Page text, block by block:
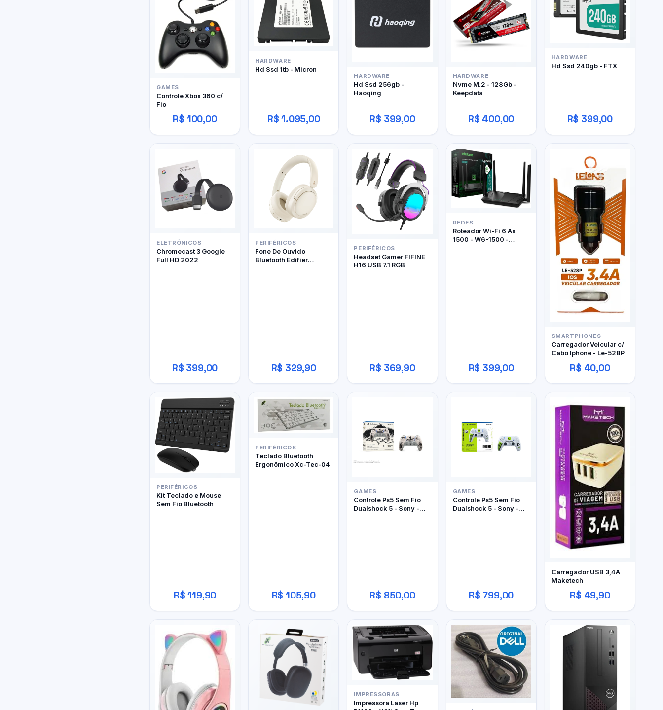
GAMES
Controle Xbox 360 c/
Fio
R$ 100,00
HARDWARE
Hd Ssd 1tb - Micron
R$ 1.095,00
HARDWARE
Hd Ssd 256gb -
Haoqing
R$ 399,00
HARDWARE
Nvme M.2 - 128Gb -
Keepdata
R$ 400,00
HARDWARE
Hd Ssd 240gb - FTX
R$ 399,00
ELETRÔNICOS
Chromecast 3 Google
Full HD 2022
R$ 399,00
PERIFÉRICOS
Fone De Ouvido
Bluetooth Edifier
R$ 329,90
PERIFÉRICOS
Headset Gamer FIFINE
H16 USB 7.1 RGB
R$ 369,90
REDES
Roteador Wi-Fi 6 Ax
1500 - W6-1500 -
R$ 399,00
SMARTPHONES
Carregador Veicular c/
Cabo Iphone - Le-528P
R$ 40,00
PERIFÉRICOS
Kit Teclado e Mouse
Sem Fio Bluetooth
R$ 119,90
PERIFÉRICOS
Teclado Bluetooth
Ergonômico Xc-Tec-04
R$ 105,90
GAMES
Controle Ps5 Sem Fio
Dualshock 5 - Sony -
R$ 850,00
GAMES
Controle Ps5 Sem Fio
Dualshock 5 - Sony -
R$ 799,00
Carregador USB 3,4A
Maketech
R$ 49,90
IMPRESSORAS
Impressora Laser Hp